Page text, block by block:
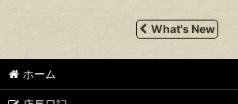
What's New
ホーム